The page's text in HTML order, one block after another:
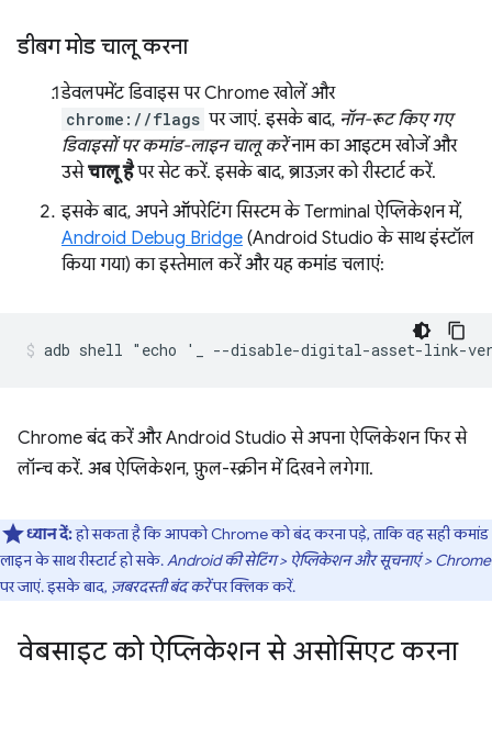
डीबग मोड चालू करना
डेवलपमेंट डिवाइस पर Chrome खोलें और
chrome://flags पर जाएं. इसके बाद, नॉन-रूट किए गए
डिवाइसों पर कमांड-लाइन चालू करेंनाम का आइटम खोजें और
उसेचालू हैपर सेट करें. इसके बाद, ब्राउज़र को रीस्टार्ट करें.
इसके बाद, अपने ऑपरेटिंग सिस्टम के Terminal ऐप्लिकेशन में,
Android Debug Bridge (Android Studio के साथ इंस्टॉल
किया गया) का इस्तेमाल करें और यह कमांड चलाएं:
Chrome बंद करें और Android Studio से अपना ऐप्लिकेशन फिर से
लॉन्च करें. अब ऐप्लिकेशन, फ़ुल-स्क्रीन में दिखने लगेगा.
ध्यान दें:हो सकता है कि आपको Chrome को बंद करना पड़े, ताकि वह सही कमांड
लाइन के साथ रीस्टार्ट हो सके.Android की सेटिंग > ऐप्लिकेशन और सूचनाएं > Chrome
पर जाएं. इसके बाद, ज़बरदस्ती बंद करेंपर क्लिक करें.
वेबसाइट को ऐप्लिकेशन से असोसिएट करना